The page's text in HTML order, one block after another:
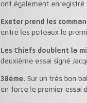
ont également enregistré
Exeter prend les
entre les poteaux le
Les Chiefs doublent la
deuxième essai signé
38ème. Sur un très bon
en force le premier essai